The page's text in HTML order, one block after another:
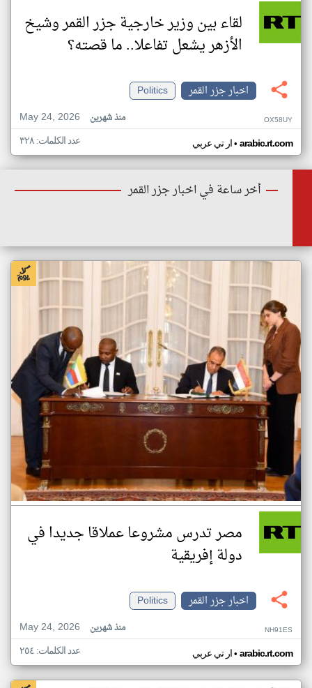
لقاء بين وزير خارجية جزر القمر وشيخ
الأزهر يشعل تفاعلا.. ما قصته؟
اخبار جزر القمر
Politics
May 24, 2026
منذ شهرين OX58UY
ار تي عربي• arabic.rt.com عدد الكلمات: ٣٢٨
أخر ساعة في اخبار جزر القمر
مصر تدرس مشروعا عملاقا جديدا في
دولة إفريقية
اخبار جزر القمر
Politics
May 24, 2026
منذ شهرين NH91ES
ار تي عربي• arabic.rt.com عدد الكلمات: ٢٥٤